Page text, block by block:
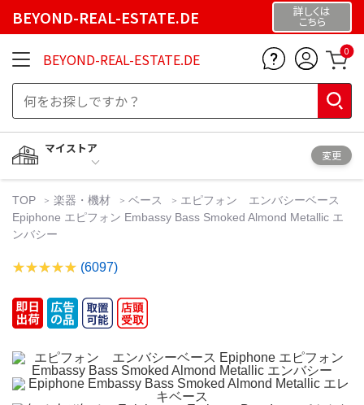
BEYOND-REAL-ESTATE.DE 詳しくは
こちら
BEYOND-REAL-ESTATE.DE 0
マイストア
変更
TOP 楽器・機材 ベース
エピフォン エンバシーベース
Epiphone エピフォン Embassy Bass Smoked Almond Metallic エ
ンバシー
(6097)